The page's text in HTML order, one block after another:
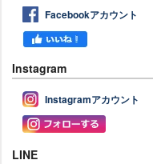
Facebookアカウント
Instagram
Instagramアカウント
LINE